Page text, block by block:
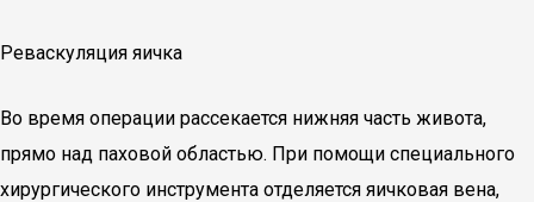
Реваскуляция яичка
Во время операции рассекается нижняя часть живота,
прямо над паховой областью. При помощи специального
хирургического инструмента отделяется яичковая вена,